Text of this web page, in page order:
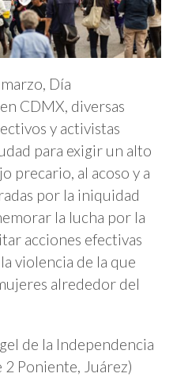
Día
CDMX, diversas
y activistas
para exigir un alto
precario, al acoso y a
por la iniquidad
la lucha por la
acciones efectivas
violencia de la que
alrededor del
de la Independencia
2 Poniente, Juárez)